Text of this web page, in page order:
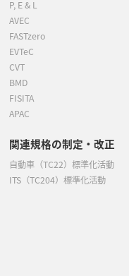
P, E & L
AVEC
FASTzero
EVTeC
CVT
BMD
FISITA
APAC
関連規格の制定・改正
自動車（TC22）標準化活動
ITS（TC204）標準化活動